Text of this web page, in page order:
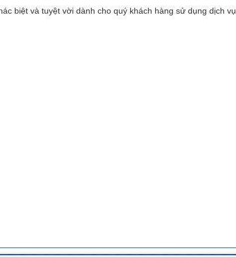
biệt và tuyệt vời dành cho quý khách hàng sử dụng dịch vụ.